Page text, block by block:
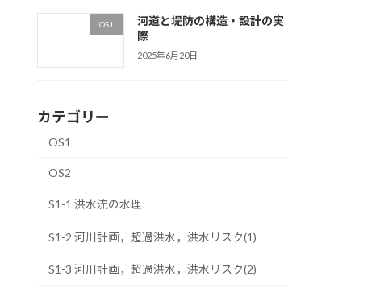
OS1
河道と堤防の構造・設計の実
際
2025年6月20日
カテゴリー
OS1
OS2
S1-1 洪水流の水理
S1-2 河川計画，超過洪水，洪水リスク(1)
S1-3 河川計画，超過洪水，洪水リスク(2)